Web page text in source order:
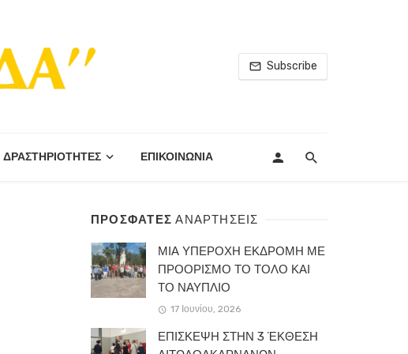
Subscribe
ΔΡΑΣΤΗΡΙΟΤΗΤΕΣ ΕΠΙΚΟΙΝΩΝΙΑ
ΠΡΟΣΦΑΤΕΣΑΝΑΡΤΗΣΕΙΣ
ΜΙΑ ΥΠΕΡΟΧΗ ΕΚΔΡΟΜΗ ΜΕ
ΠΡΟΟΡΙΣΜΟ ΤΟ ΤΟΛΟ ΚΑΙ
ΤΟ ΝΑΥΠΛΙΟ
17 Ιουνίου, 2026
ΕΠΙΣΚΕΨΗ ΣΤΗΝ 3 ΈΚΘΕΣΗ